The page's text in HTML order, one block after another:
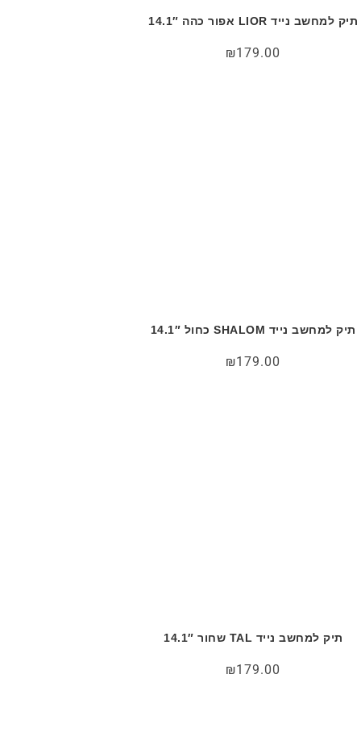
תיק למחשב נייד LIOR אפור כהה 14.1″
₪179.00
תיק למחשב נייד SHALOM כחול 14.1″
₪179.00
תיק למחשב נייד TAL שחור 14.1″
₪179.00